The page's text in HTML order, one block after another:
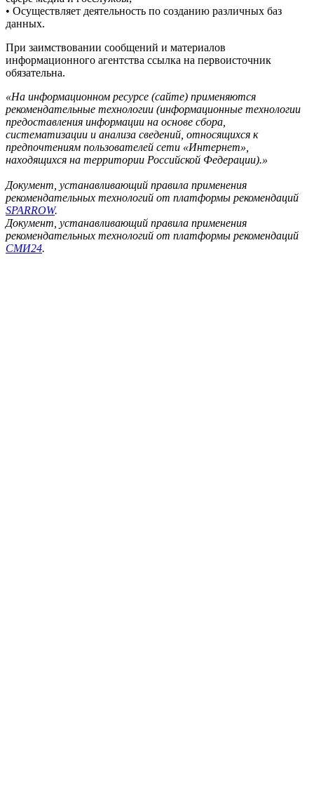
• Осуществляет деятельность по созданию различных баз
данных.
При заимствовании сообщений и материалов
информационного агентства ссылка на первоисточник
обязательна.
«На информационном ресурсе (сайте) применяются
рекомендательные технологии (информационные технологии
предоставления информации на основе сбора,
систематизации и анализа сведений, относящихся к
предпочтениям пользователей сети «Интернет»,
находящихся на территории Российской Федерации).»
Документ, устанавливающий правила применения
рекомендательных технологий от платформы рекомендаций
SPARROW.
Документ, устанавливающий правила применения
рекомендательных технологий от платформы рекомендаций
СМИ24.